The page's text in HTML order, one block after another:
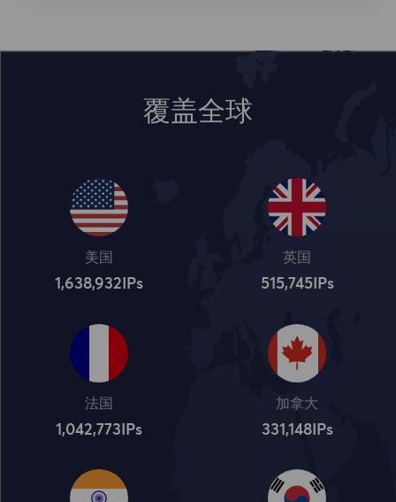
覆盖全球
美国
1,638,932 IPs
英国
515,745IPs
法国
1,042,773 IPs
加拿大
331,148IPs